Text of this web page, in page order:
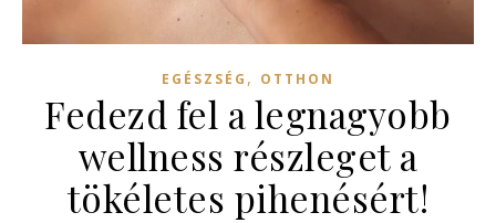
EGÉSZSÉG , OTTHON
Fedezd fel a legnagyobb
wellness részleget a
tökéletes pihenésért!